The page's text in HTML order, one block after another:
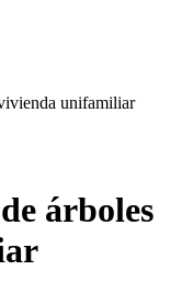
unifamiliar
árboles